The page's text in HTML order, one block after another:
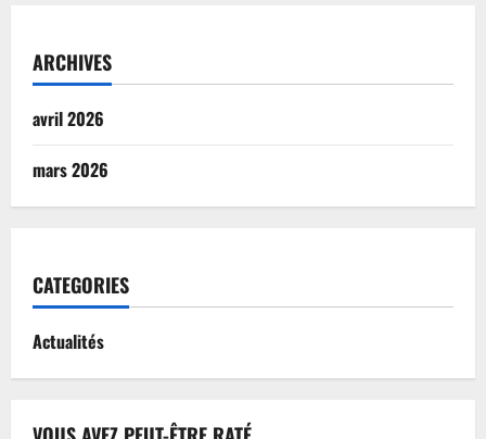
ARCHIVES
avril 2026
mars 2026
CATEGORIES
Actualités